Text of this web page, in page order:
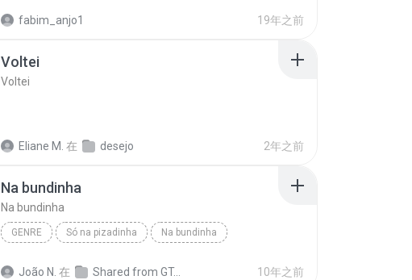
fabim_anjo1 19年之前
Voltei
Voltei
Eliane M. 在 desejo 2年之前
Na bundinha
Na bundinha
GENRE Só na pizadinha Na bundinha
João N. 在 Shared from GT-I9515L 10年之前